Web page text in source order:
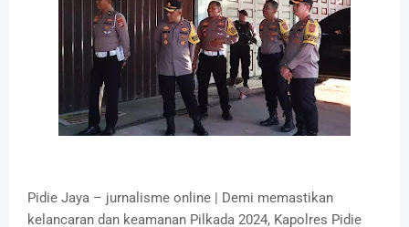
Pidie Jaya – jurnalisme online | Demi memastikan
kelancaran dan keamanan Pilkada 2024, Kapolres Pidie